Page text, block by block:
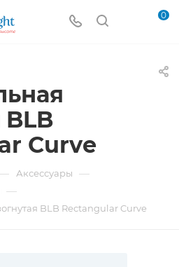
0
BLB
Curve
Аксессуары —
—
BLB Rectangular Curve